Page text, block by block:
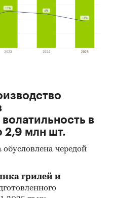
в
2,9 млн шт.
чередой
грилей и